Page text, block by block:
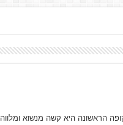
הראשונה היא קשה מנשוא